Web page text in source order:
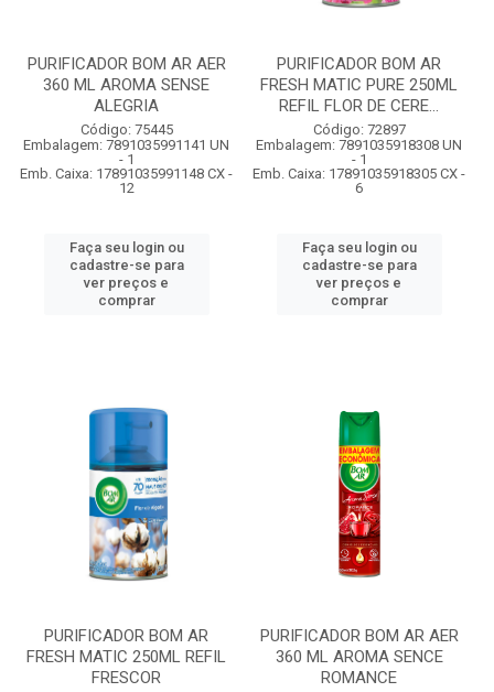
PURIFICADOR BOM AR AER
360 ML AROMA SENSE
ALEGRIA
Código: 75445
Embalagem: 7891035991141 UN
- 1
Emb. Caixa: 17891035991148 CX -
12
Faça seu login ou
cadastre-se para
ver preços e
comprar
PURIFICADOR BOM AR
FRESH MATIC PURE 250ML
REFIL FLOR DE CERE...
Código: 72897
Embalagem: 7891035918308 UN
- 1
Emb. Caixa: 17891035918305 CX -
6
Faça seu login ou
cadastre-se para
ver preços e
comprar
PURIFICADOR BOM AR
FRESH MATIC 250ML REFIL
FRESCOR
PURIFICADOR BOM AR AER
360 ML AROMA SENCE
ROMANCE